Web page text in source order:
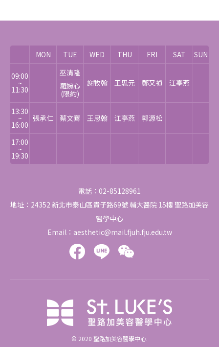
MON TUE WED THU FRI SAT SUN
09:00
~
11:30
巫清隆
羅婉心
(限約)
謝牧翰 王思元 鄭又禎 江亭燕
13:30
~
16:00
張承仁 蔡文騫 王思翰 江亭燕 郭源松
17:00
~
19:30
電話： 02-85128961
地址：24352 新北市泰山區貴子路69號輔大醫院 15樓聖路加美容
醫學中心
Email： aesthetic@mail.fjuh.fju.edu.tw
© 2020 聖路加美容醫學中心.